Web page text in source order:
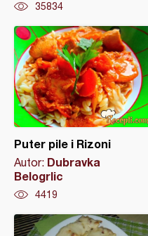
35834
Puter pile i Rizoni
Autor: Dubravka
Belogrlic
4419